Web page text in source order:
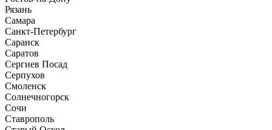
Рязань
Самара
Санкт-Петербург
Саранск
Саратов
Сергиев Посад
Серпухов
Смоленск
Солнечногорск
Сочи
Ставрополь